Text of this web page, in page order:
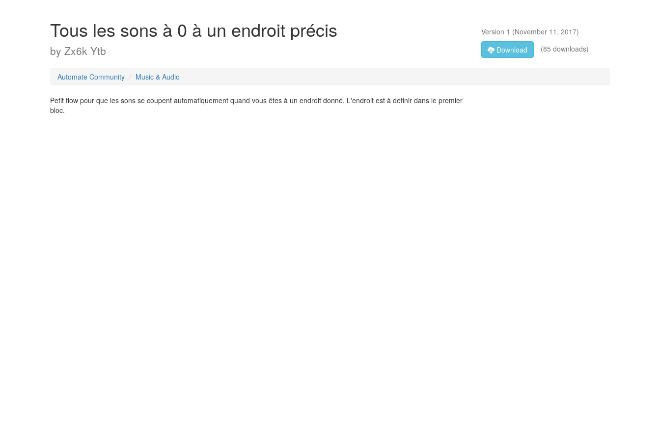
Tous les sons à 0 à un endroit précis
by Zx6k Ytb
Version 1 (November 11, 2017)
Download
(85 downloads)
Automate Community Music & Audio
Petit flow pour que les sons se coupent automatiquement quand vous êtes à un endroit donné. L'endroit est à définir dans le premier
bloc.